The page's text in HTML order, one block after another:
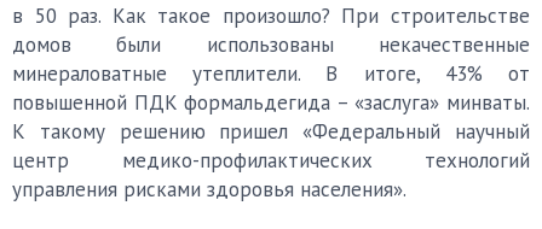
в 50 раз. Как такое произошло? При строительстве
домов были использованы некачественные
минераловатные утеплители. В итоге, 43% от
повышенной ПДК формальдегида – «заслуга» минваты.
К такому решению пришел «Федеральный научный
центр медико-профилактических технологий
управления рисками здоровья населения».